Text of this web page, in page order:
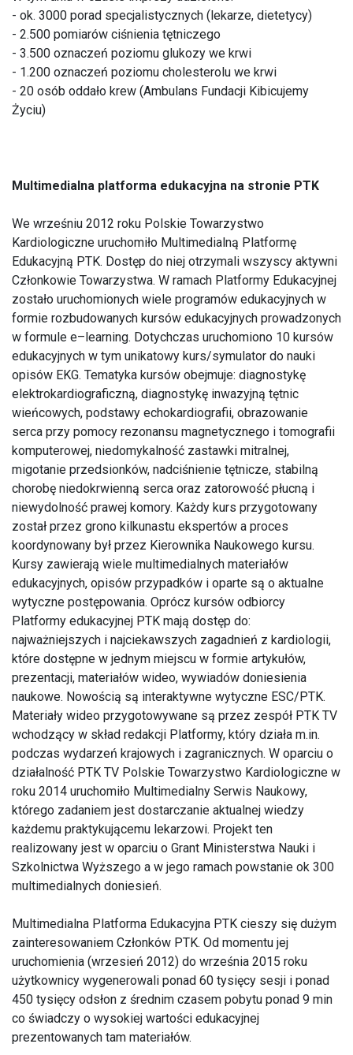
- ok. 3000 porad specjalistycznych (lekarze, dietetycy)
- 2.500 pomiarów ciśnienia tętniczego
- 3.500 oznaczeń poziomu glukozy we krwi
- 1.200 oznaczeń poziomu cholesterolu we krwi
- 20 osób oddało krew (Ambulans Fundacji Kibicujemy
Życiu)
Multimedialna platforma edukacyjna na stronie PTK
We wrześniu 2012 roku Polskie Towarzystwo
Kardiologiczne uruchomiło Multimedialną Platformę
Edukacyjną PTK. Dostęp do niej otrzymali wszyscy aktywni
Członkowie Towarzystwa. W ramach Platformy Edukacyjnej
zostało uruchomionych wiele programów edukacyjnych w
formie rozbudowanych kursów edukacyjnych prowadzonych
w formule e–learning. Dotychczas uruchomiono 10 kursów
edukacyjnych w tym unikatowy kurs/symulator do nauki
opisów EKG. Tematyka kursów obejmuje: diagnostykę
elektrokardiograficzną, diagnostykę inwazyjną tętnic
wieńcowych, podstawy echokardiografii, obrazowanie
serca przy pomocy rezonansu magnetycznego i tomografii
komputerowej, niedomykalność zastawki mitralnej,
migotanie przedsionków, nadciśnienie tętnicze, stabilną
chorobę niedokrwienną serca oraz zatorowość płucną i
niewydolność prawej komory. Każdy kurs przygotowany
został przez grono kilkunastu ekspertów a proces
koordynowany był przez Kierownika Naukowego kursu.
Kursy zawierają wiele multimedialnych materiałów
edukacyjnych, opisów przypadków i oparte są o aktualne
wytyczne postępowania. Oprócz kursów odbiorcy
Platformy edukacyjnej PTK mają dostęp do:
najważniejszych i najciekawszych zagadnień z kardiologii,
które dostępne w jednym miejscu w formie artykułów,
prezentacji, materiałów wideo, wywiadów doniesienia
naukowe. Nowością są interaktywne wytyczne ESC/PTK.
Materiały wideo przygotowywane są przez zespół PTK TV
wchodzący w skład redakcji Platformy, który działa m.in.
podczas wydarzeń krajowych i zagranicznych. W oparciu o
działalność PTK TV Polskie Towarzystwo Kardiologiczne w
roku 2014 uruchomiło Multimedialny Serwis Naukowy,
którego zadaniem jest dostarczanie aktualnej wiedzy
każdemu praktykującemu lekarzowi. Projekt ten
realizowany jest w oparciu o Grant Ministerstwa Nauki i
Szkolnictwa Wyższego a w jego ramach powstanie ok 300
multimedialnych doniesień.
Multimedialna Platforma Edukacyjna PTK cieszy się dużym
zainteresowaniem Członków PTK. Od momentu jej
uruchomienia (wrzesień 2012) do września 2015 roku
użytkownicy wygenerowali ponad 60 tysięcy sesji i ponad
450 tysięcy odsłon z średnim czasem pobytu ponad 9 min
co świadczy o wysokiej wartości edukacyjnej
prezentowanych tam materiałów.